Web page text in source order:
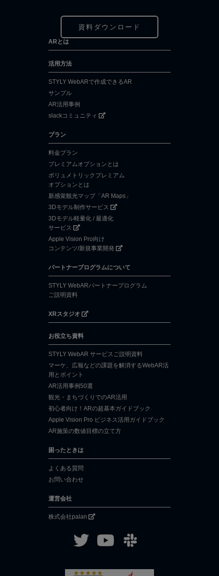
資料ダウンロード
ARとは
活用方法
STYLY WebARで作成できるAR
サンプル
AR活用事例
slackコミュニティ
プラン
料金プラン
プレミアムオプションとは
ボリュメトリックプレミアム
オプションとは
新感覚観光マップ「AR Maps」
3Dモデル制作サービス
3Dモデル軽量化 / 最適化
サービス
Apple Vision Pro向け
コンテンツ/新規事業開発
パートナープログラムについて
STYLY WebARパートナープログラム
ご説明資料
XRスタジオ
お役立ち資料
STYLY WebAR サービスご説明資料
マーケ、広報などの課題を解消するWebAR活
用とポイント
AR活用事例50選
観光・まちづくりでのAR活用
初心者向け！ARの超基本ガイドブック
Apple Vision Pro ビジネス活用ガイドブック
AR施策の数値目標の立て方
困ったときは
よくある質問
お問い合わせ
運営会社
株式会社palan